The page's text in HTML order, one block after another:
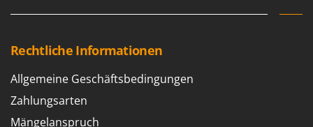
Rechtliche Informationen
Allgemeine Geschäftsbedingungen
Zahlungsarten
Mängelanspruch